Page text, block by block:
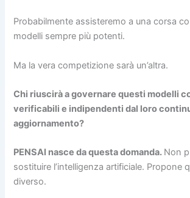
Probabilmente assisteremo a una corsa
modelli sempre più potenti.
Ma la vera competizione sarà un’altra.
Chi riuscirà a governare questi modelli
verificabili e indipendenti dal loro
aggiornamento?
PENSAI nasce da questa domanda. Non
sostituire l’intelligenza artificiale. Propone
diverso.